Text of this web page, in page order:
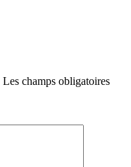
Les champs obligatoires